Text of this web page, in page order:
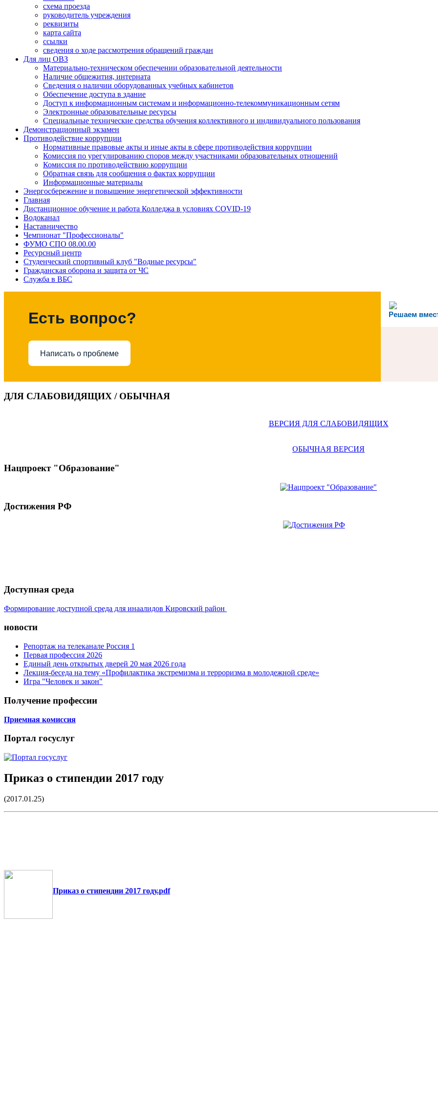
схема проезда
руководитель учреждения
реквизиты
карта сайта
ссылки
сведения о ходе рассмотрения обращений граждан
Для лиц ОВЗ
Материально-техническом обеспечении образовательной деятельности
Наличие общежития, интерната
Сведения о наличии оборудованных учебных кабинетов
Обеспечение доступа в здание
Доступ к информационным системам и информационно-телекоммуникационным сетям
Электронные образовательные ресурсы
Специальные технические средства обучения коллективного и индивидуального пользования
Демонстрационный экзамен
Противодействие коррупции
Нормативные правовые акты и иные акты в сфере противодействия коррупции
Комиссия по урегулированию споров между участниками образовательных отношений
Комиссия по противодействию коррупции
Обратная связь для сообщения о фактах коррупции
Информационные материалы
Энергосбережение и повышение энергетической эффективности
Главная
Дистанционное обучение и работа Колледжа в условиях COVID-19
Водоканал
Наставничество
Чемпионат "Профессионалы"
ФУМО СПО 08.00.00
Ресурсный центр
Студенческий спортивный клуб "Водные ресурсы"
Гражданская оборона и защита от ЧС
Служба в ВБС
Решаем
Есть вопрос?
Написать о проблеме
ДЛЯ СЛАБОВИДЯЩИХ / ОБЫЧНАЯ
ВЕРСИЯ ДЛЯ СЛАБОВИДЯЩИХ
ОБЫЧНАЯ ВЕРСИЯ
Нацпроект "Образование"
Достижения РФ
Доступная среда
Формирование доступной среда для инаалидов Кировский район
новости
Репортаж на телеканале Россия 1
Первая профессия 2026
Единый день открытых дверей 20 мая 2026 года
Лекция-беседа на тему «Профилактика экстремизма и терроризма в молодежной среде»
Игра "Человек и закон"
Получение профессии
Приемная комиссия
Портал госуслуг
Приказ о стипендии 2017 году
(2017.01.25)
Приказ о стипендии 2017 году.pdf